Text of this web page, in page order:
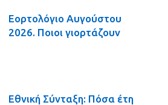
Εορτολόγιο Αυγούστου
2026. Ποιοι γιορτάζουν
Εθνική Σύνταξη: Πόσα έτη